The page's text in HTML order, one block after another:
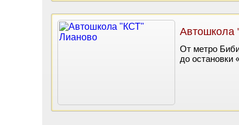
Автошкола
От метро
до